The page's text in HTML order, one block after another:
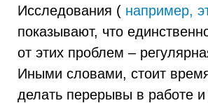
Исследования ( например,
показывают, что
от этих проблем –
Иными словами, стоит
делать перерывы в работе